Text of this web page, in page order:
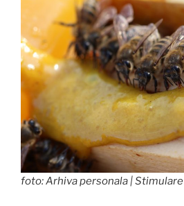
foto: Arhiva personala | Stimulare